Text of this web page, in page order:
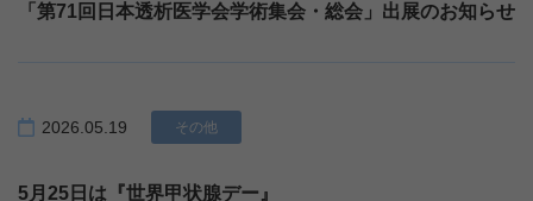
「第71回日本透析医学会学術集会・総会」出展のお知らせ
2026.05.19 その他
5月25日は『世界甲状腺デー』